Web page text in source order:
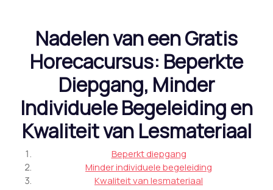
Nadelen van een Gratis
Horecacursus: Beperkte
Diepgang, Minder
Individuele Begeleiding en
Kwaliteit van Lesmateriaal
Beperkt diepgang
Minder individuele begeleiding
Kwaliteit van lesmateriaal